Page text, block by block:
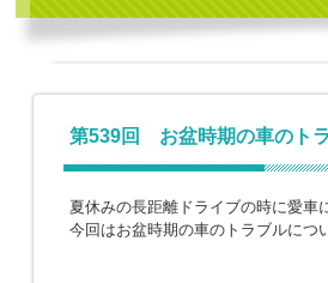
第539回 お盆時期の車のト
夏休みの長距離ドライブの時に愛車
今回はお盆時期の車のトラブルにつ